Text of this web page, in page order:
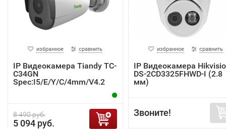
избранное сравнить
IP Видеокамера Tiandy TC-
C34GN
Spec:I5/E/Y/C/4mm/V4.2
8 490 руб.
5 094 руб.
избранное сравнить
IP Видеокамера
DS-2CD3325FHWD-I (2.8
мм)
Звоните!